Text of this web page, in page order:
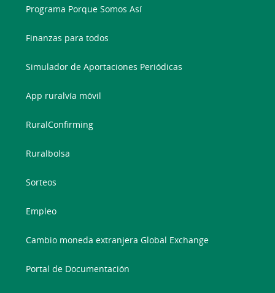
Programa Porque Somos Así
Finanzas para todos
Simulador de Aportaciones Periódicas
App ruralvía móvil
RuralConfirming
Ruralbolsa
Sorteos
Empleo
Cambio moneda extranjera Global Exchange
Portal de Documentación